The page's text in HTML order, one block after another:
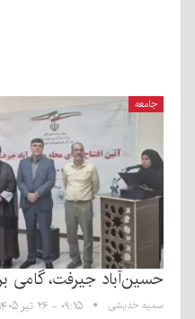
جامعه
حسین‌آباد جیرفت، گامی
سمیه خدیشی ۰۹:۱۵ - ۲۶ تیر ۱۴۰۵